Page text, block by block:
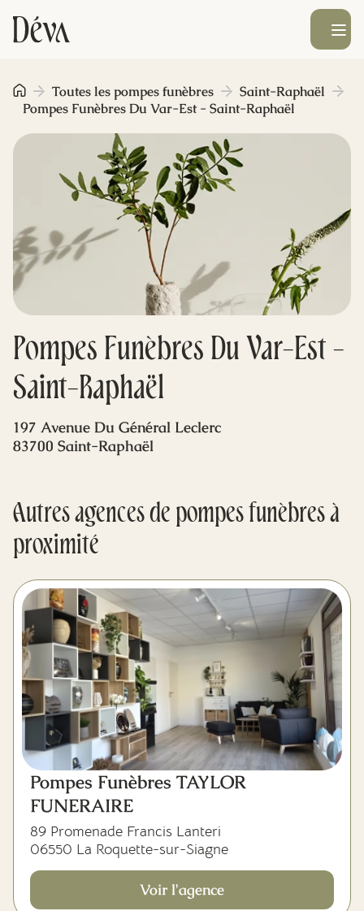
Obsèques
Prévoyance
Monument funéraire
Livraison de fleurs
Blog
Mes dernières volontés
Ouvrir le
Pompes Funèbres Du Var-Est -
Saint-Raphaël
Toutes les pompes funèbres
Saint-Raphaël
Pompes Funèbres Du Var-Est - Saint-Raphaël
197 Avenue Du Général Leclerc
83700 Saint-Raphaël
Autres agences de pompes funèbres à
proximité
Pompes Funèbres TAYLOR
FUNERAIRE
89 Promenade Francis Lanteri
06550 La Roquette-sur-Siagne
Voir l'agence